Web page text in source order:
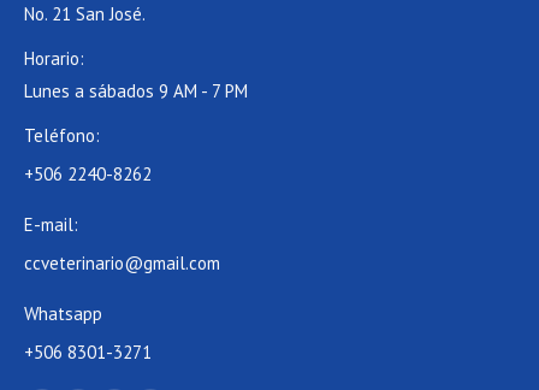
No. 21 San José.
Horario:
Lunes a sábados 9 AM - 7 PM
Teléfono:
+506 2240-8262
E-mail:
ccveterinario@gmail.com
Whatsapp
+506 8301-3271